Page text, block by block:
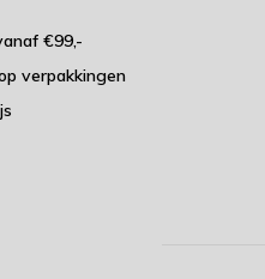
€99,-
verpakkingen